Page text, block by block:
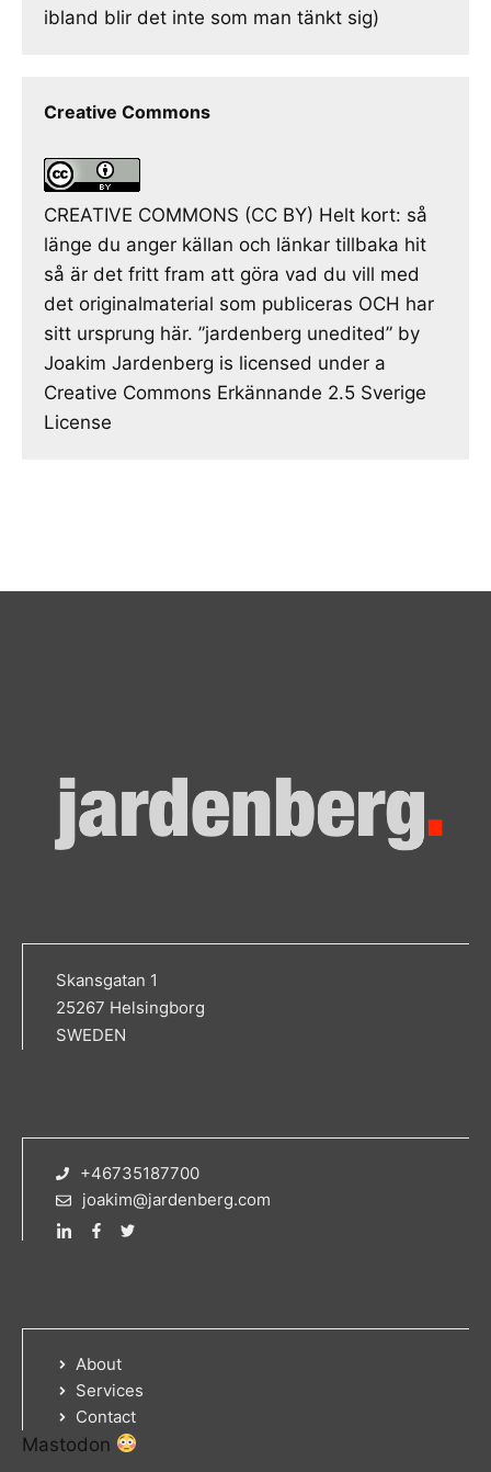
ibland blir det inte som man tänkt sig)
Creative Commons
CREATIVE COMMONS (CC BY) Helt kort: så
länge du anger källan och länkar tillbaka hit
så är det fritt fram att göra vad du vill med
det originalmaterial som publiceras OCH har
sitt ursprung här. ”jardenberg unedited” by
Joakim Jardenberg is licensed under a
Creative Commons Erkännande 2.5 Sverige
License
Skansgatan 1
25267 Helsingborg
SWEDEN
+46735187700
joakim@jardenberg.com
About
Services
Contact
Mastodon